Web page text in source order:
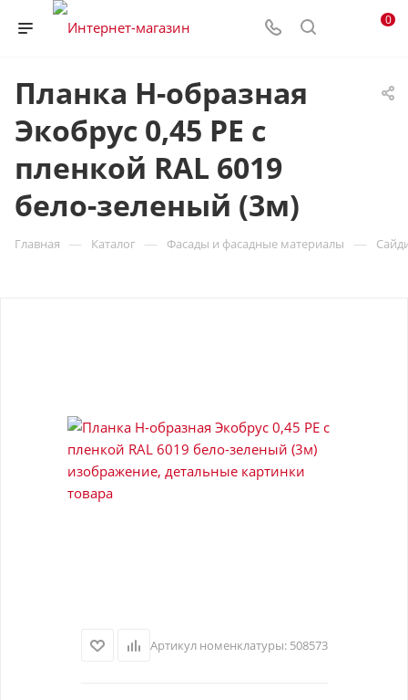
0
Планка H-образная
Экобрус 0,45 PE с
пленкой RAL 6019
бело-зеленый (3м)
Главная — Каталог — Фасады и фасадные материалы —
Артикул номенклатуры: 508573